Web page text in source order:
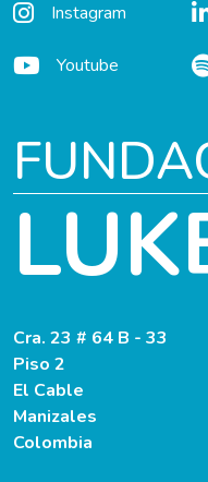
Instagram
Youtube
Cra. 23 # 64 B - 33
Piso 2
El Cable
Manizales
Colombia